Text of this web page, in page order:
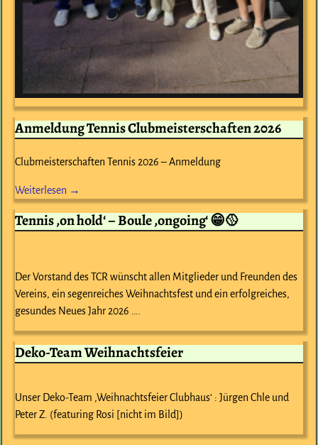
Anmeldung Tennis Clubmeisterschaften 2026
Clubmeisterschaften Tennis 2026 – Anmeldung
Weiterlesen →
Tennis ‚on hold‘ – Boule ‚ongoing‘ 😁🥎
Der Vorstand des TCR wünscht allen Mitglieder und Freunden des
Vereins, ein segenreiches Weihnachtsfest und ein erfolgreiches,
gesundes Neues Jahr 2026 ….
Deko-Team Weihnachtsfeier
Unser Deko-Team ‚Weihnachtsfeier Clubhaus‘ : Jürgen Chle und
Peter Z. (featuring Rosi [nicht im Bild])